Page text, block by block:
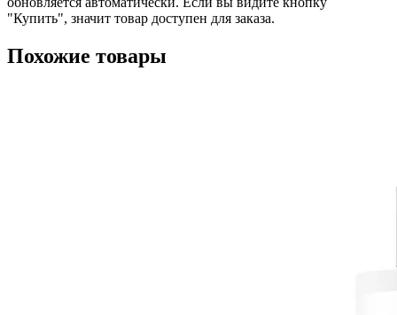
"Купить", значит товар доступен для заказа.
Похожие товары